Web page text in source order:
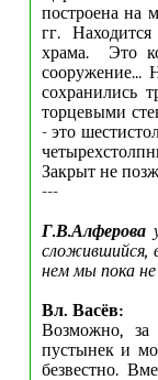
построена на
гг.
храма. Это
сохранились
торцевыми
- это
Закрыт не
---
Г.В.Алферова
сложившийся,
нем мы пока
Вл. Васёв:
Возможно, за
пустынек и
безвестно.